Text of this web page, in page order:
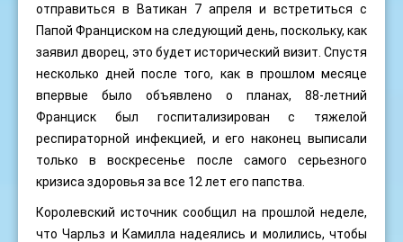
отправиться в Ватикан 7 апреля и встретиться с
Папой Франциском на следующий день, поскольку, как
заявил дворец, это будет исторический визит. Спустя
несколько дней после того, как в прошлом месяце
впервые было объявлено о планах, 88-летний
Франциск был госпитализирован с тяжелой
респираторной инфекцией, и его наконец выписали
только в воскресенье после самого серьезного
кризиса здоровья за все 12 лет его папства.
Королевский источник сообщил на прошлой неделе,
что Чарльз и Камилла надеялись и молились, чтобы